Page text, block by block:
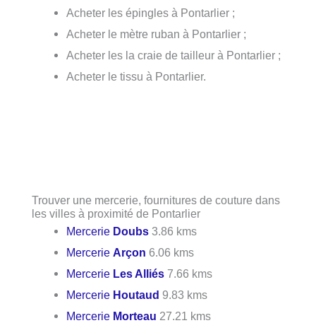
Acheter les épingles à Pontarlier ;
Acheter le mètre ruban à Pontarlier ;
Acheter les la craie de tailleur à Pontarlier ;
Acheter le tissu à Pontarlier.
Trouver une mercerie, fournitures de couture dans
les villes à proximité de Pontarlier
Mercerie Doubs 3.86 kms
MercerieArçon 6.06 kms
Mercerie Les Alliés 7.66 kms
Mercerie Houtaud 9.83 kms
Mercerie Morteau 27.21 kms